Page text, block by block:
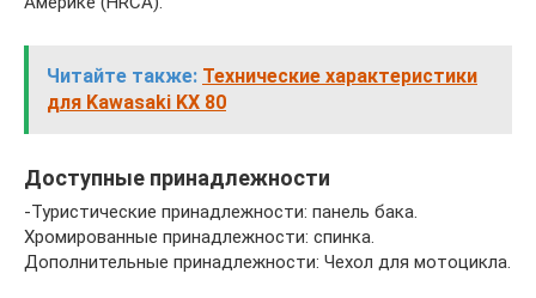
Читайте также: Технические характеристики
для Kawasaki KX 80
Доступные принадлежности
-Туристические принадлежности: панель бака.
Хромированные принадлежности: спинка.
Дополнительные принадлежности: Чехол для мотоцикла.